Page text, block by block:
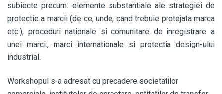
subiecte precum: elemente substantiale ale strategiei de
protectie a marcii (de ce, unde, cand trebuie protejata marca
etc.), proceduri nationale si comunitare de inregistrare a
unei marci., marci internationale si protectia design-ului
industrial.
Workshopul s-a adresat cu precadere societatilor